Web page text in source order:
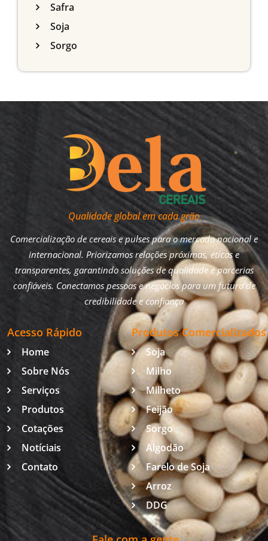
Safra
Soja
Sorgo
Qualidade global em cada grão
Comercialização de cereais e pulses para o mercado nacional e
internacional. Priorizamos relações próximas, éticas e
transparentes, garantindo soluções de qualidade e parcerias
confiáveis. Conectamos pessoas e negócios para um futuro de
credibilidade e confiança
Acesso Rápido
Home
Sobre Nós
Serviços
Produtos
Cotações
Notíciais
Contato
Produtos Comercializados
Soja
Milho
Milheto
Feijão
Sorgo
Algodão
Farelo de Soja
Arroz
DDG